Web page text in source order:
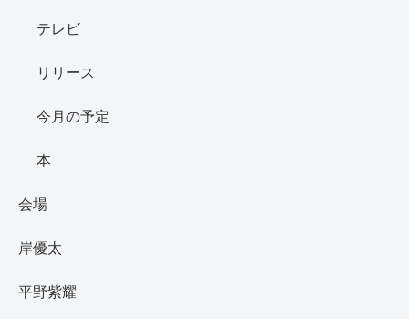
テレビ
リリース
今月の予定
本
会場
岸優太
平野紫耀